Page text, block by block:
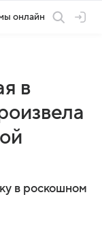
онлайн
в
в роскошном